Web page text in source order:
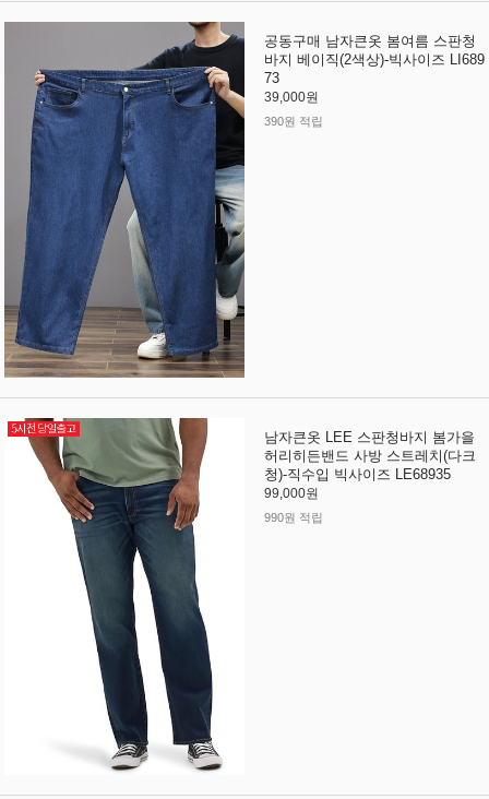
공동구매 남자큰옷 봄여름 스판청
바지 베이직(2색상)-빅사이즈 LI689
73
39,000원
390원 적립
남자큰옷 LEE 스판청바지 봄가을
허리히든밴드 사방 스트레치(다크
청)-직수입 빅사이즈 LE68935
99,000원
990원 적립